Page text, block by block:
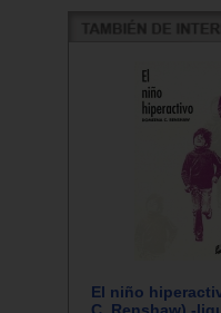
El niño
C. Renshaw) -